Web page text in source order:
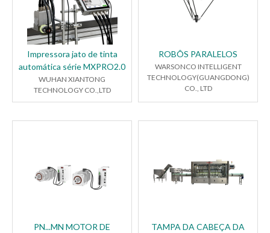
Impressora jato de tinta
automática série MXPRO2.0
WUHAN XIANTONG
TECHNOLOGY CO.,LTD
ROBÔS PARALELOS
WARSONCO INTELLIGENT
TECHNOLOGY(GUANGDONG)
CO., LTD
PN...MN MOTOR DE
TAMPA DA CABEÇA DA